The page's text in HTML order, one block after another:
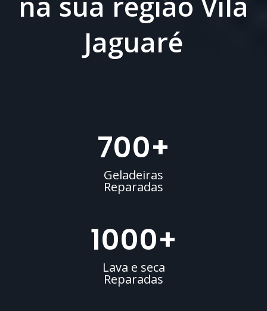
Jaguaré
700+
Geladeiras
Reparadas
1000+
Lava e seca
Reparadas